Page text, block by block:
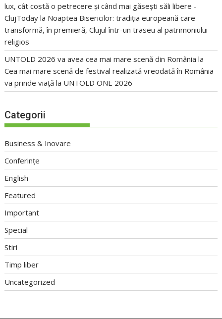
lux, cât costă o petrecere și când mai găsești săli libere -
ClujToday la Noaptea Bisericilor: tradiția europeană care
transformă, în premieră, Clujul într-un traseu al patrimoniului
religios
UNTOLD 2026 va avea cea mai mare scenă din România la
Cea mai mare scenă de festival realizată vreodată în România
va prinde viață la UNTOLD ONE 2026
Categorii
Business & Inovare
Conferințe
English
Featured
Important
Special
Stiri
Timp liber
Uncategorized